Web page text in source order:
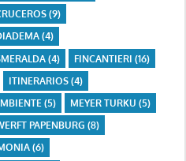
(9)
(4)
(4) FINCANTIERI (16)
ITINERARIOS(4)
(5) MEYER TURKU (5)
PAPENBURG (8)
(6)